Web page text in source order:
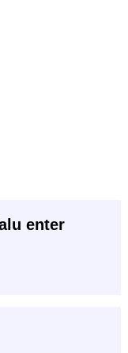
enter